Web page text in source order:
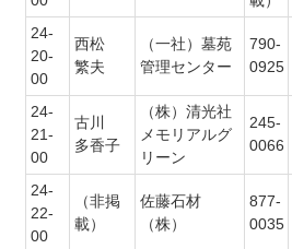
24-
20-
00
西松
繁夫
（一社）墓苑
管理センター
790-
0925
24-
21-
00
古川
多香子
（株）清光社
メモリアルグ
リーン
245-
0066
24-
22-
00
（非掲
載）
佐藤石材
（株）
877-
0035